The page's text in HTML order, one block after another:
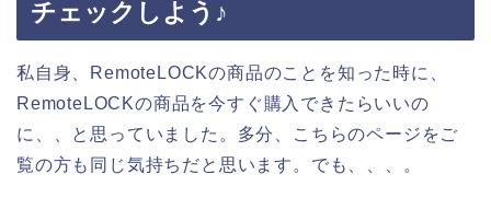
チェックしよう♪
私自身、RemoteLOCKの商品のことを知った時に、
RemoteLOCKの商品を今すぐ購入できたらいいの
に、、と思っていました。多分、こちらのページをご
覧の方も同じ気持ちだと思います。でも、、、。